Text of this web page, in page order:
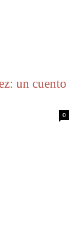
un cuento
0